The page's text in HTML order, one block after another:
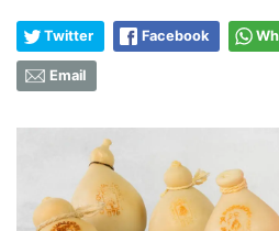
Twitter Facebook
Email